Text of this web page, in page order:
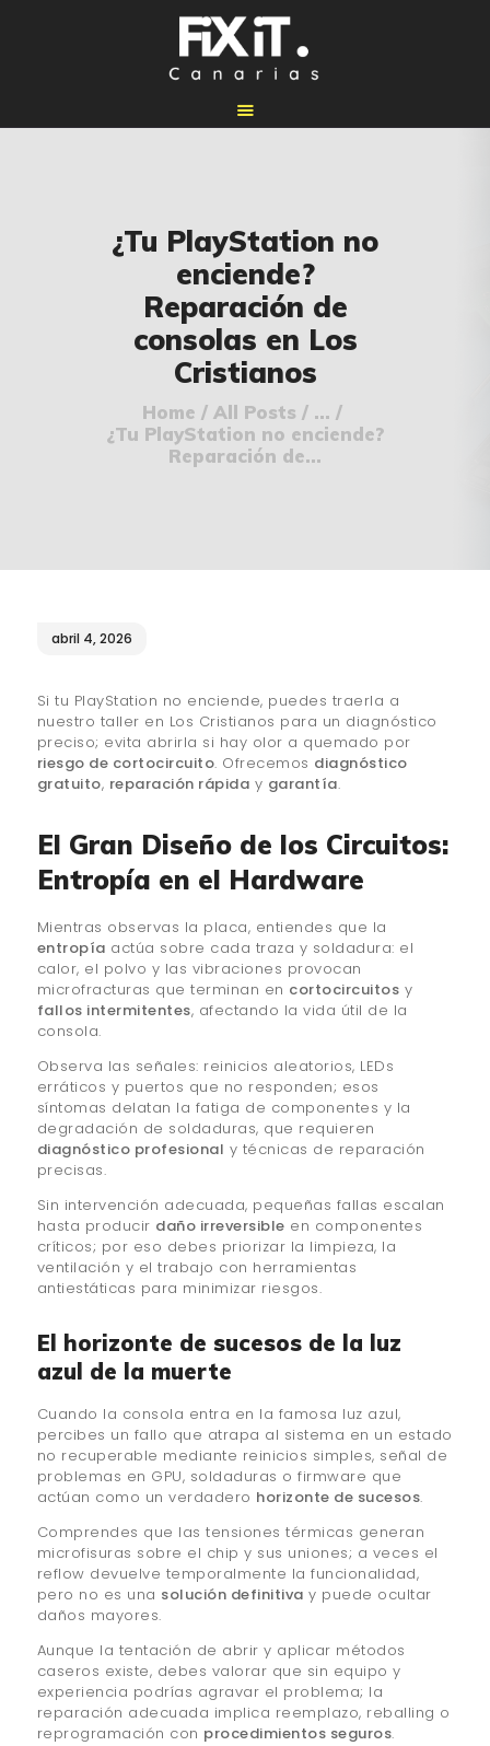
¿Tu PlayStation no
enciende?
Reparación de
consolas en Los
Cristianos
Home All Posts
...
¿Tu PlayStation no enciende?
Reparación de...
🔧 REPARACIONES
🛠️ SERVICIOS
ADICIONALES
👉 SOLICITAR
PRESUPUESTO
📞 CONTACTOS
✅ UBICACIONES
abril 4, 2026
Si tu PlayStation no enciende, puedes traerla a
nuestro taller en Los Cristianos para un diagnóstico
preciso; evita abrirla si hay olor a quemado por
riesgo de cortocircuito. Ofrecemos diagnóstico
gratuito, reparación rápida y garantía.
El Gran Diseño de los Circuitos:
Entropía en el Hardware
Mientras observas la placa, entiendes que la
entropía actúa sobre cada traza y soldadura: el
calor, el polvo y las vibraciones provocan
microfracturas que terminan en cortocircuitos y
fallos intermitentes, afectando la vida útil de la
consola.
Observa las señales: reinicios aleatorios, LEDs
erráticos y puertos que no responden; esos
síntomas delatan la fatiga de componentes y la
degradación de soldaduras, que requieren
diagnóstico profesional y técnicas de reparación
precisas.
Sin intervención adecuada, pequeñas fallas escalan
hasta producir daño irreversible en componentes
críticos; por eso debes priorizar la limpieza, la
ventilación y el trabajo con herramientas
antiestáticas para minimizar riesgos.
El horizonte de sucesos de la luz
azul de la muerte
Cuando la consola entra en la famosa luz azul,
percibes un fallo que atrapa al sistema en un estado
no recuperable mediante reinicios simples, señal de
problemas en GPU, soldaduras o firmware que
actúan como un verdadero horizonte de sucesos.
Comprendes que las tensiones térmicas generan
microfisuras sobre el chip y sus uniones; a veces el
reflow devuelve temporalmente la funcionalidad,
pero no es una solución definitiva y puede ocultar
daños mayores.
Aunque la tentación de abrir y aplicar métodos
caseros existe, debes valorar que sin equipo y
experiencia podrías agravar el problema; la
reparación adecuada implica reemplazo, reballing o
reprogramación con procedimientos seguros.